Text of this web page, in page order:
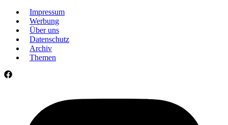
Impressum
Werbung
Über uns
Datenschutz
Archiv
Themen